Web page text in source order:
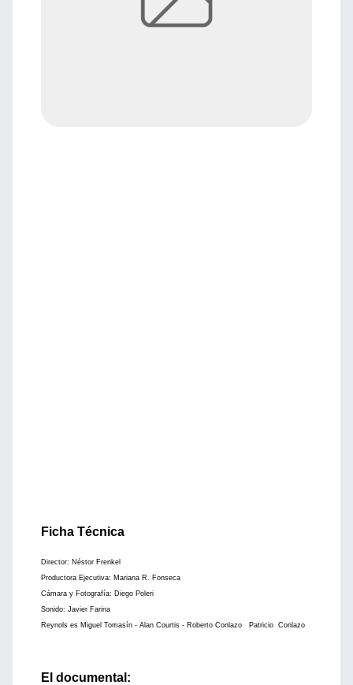
Ficha Técnica
Director: Néstor Frenkel
Productora Ejecutiva: Mariana R. Fonseca
Cámara y Fotografía: Diego Poleri
Sonido: Javier Farina
Reynols es Miguel Tomasín - Alan Courtis - Roberto Conlazo Patricio Conlazo
El documental: